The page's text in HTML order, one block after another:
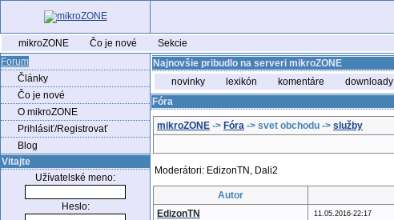
mikroZONE Čo je nové Sekcie
Forum
Články
Čo je nové
O mikroZONE
Prihlásiť/Registrovať
Blog
Vitajte
Užívatelské meno:
Heslo:
Najnovšie pribudlo na serveri mikroZONE
novinky
lexikón komentáre downloady
Fóra
mikroZONE -> Fóra -> svet obchodu -> služby
Moderátori: EdizonTN, Dali2
Autor
EdizonTN
11.05.2016-22:17